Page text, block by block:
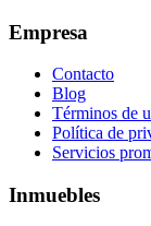
Empresa
Contacto
Blog
Términos de
Política de
Servicios
Inmuebles